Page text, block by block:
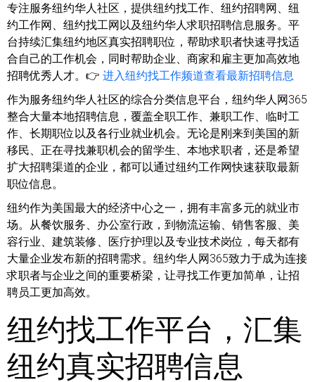
专注服务纽约华人社区，提供纽约找工作、纽约招聘网、纽
约工作网、纽约找工网以及纽约华人求职招聘信息服务。平
台持续汇集纽约地区真实招聘职位，帮助求职者快速寻找适
合自己的工作机会，同时帮助企业、商家和雇主更加高效地
招聘优秀人才。👉 进入纽约找工作频道查看最新招聘信息
作为服务纽约华人社区的综合分类信息平台，纽约华人网365
整合大量本地招聘信息，覆盖全职工作、兼职工作、临时工
作、长期职位以及各行业就业机会。无论是刚来到美国的新
移民、正在寻找兼职机会的留学生、本地求职者，还是希望
扩大招聘渠道的企业，都可以通过纽约工作网快速获取最新
职位信息。
纽约作为美国最大的经济中心之一，拥有丰富多元的就业市
场。从餐饮服务、办公室行政，到物流运输、销售客服、美
容行业、建筑装修、医疗护理以及专业技术岗位，每天都有
大量企业发布新的招聘需求。纽约华人网365致力于成为连接
求职者与企业之间的重要桥梁，让寻找工作更加简单，让招
聘员工更加高效。
纽约找工作平台，汇集
纽约真实招聘信息